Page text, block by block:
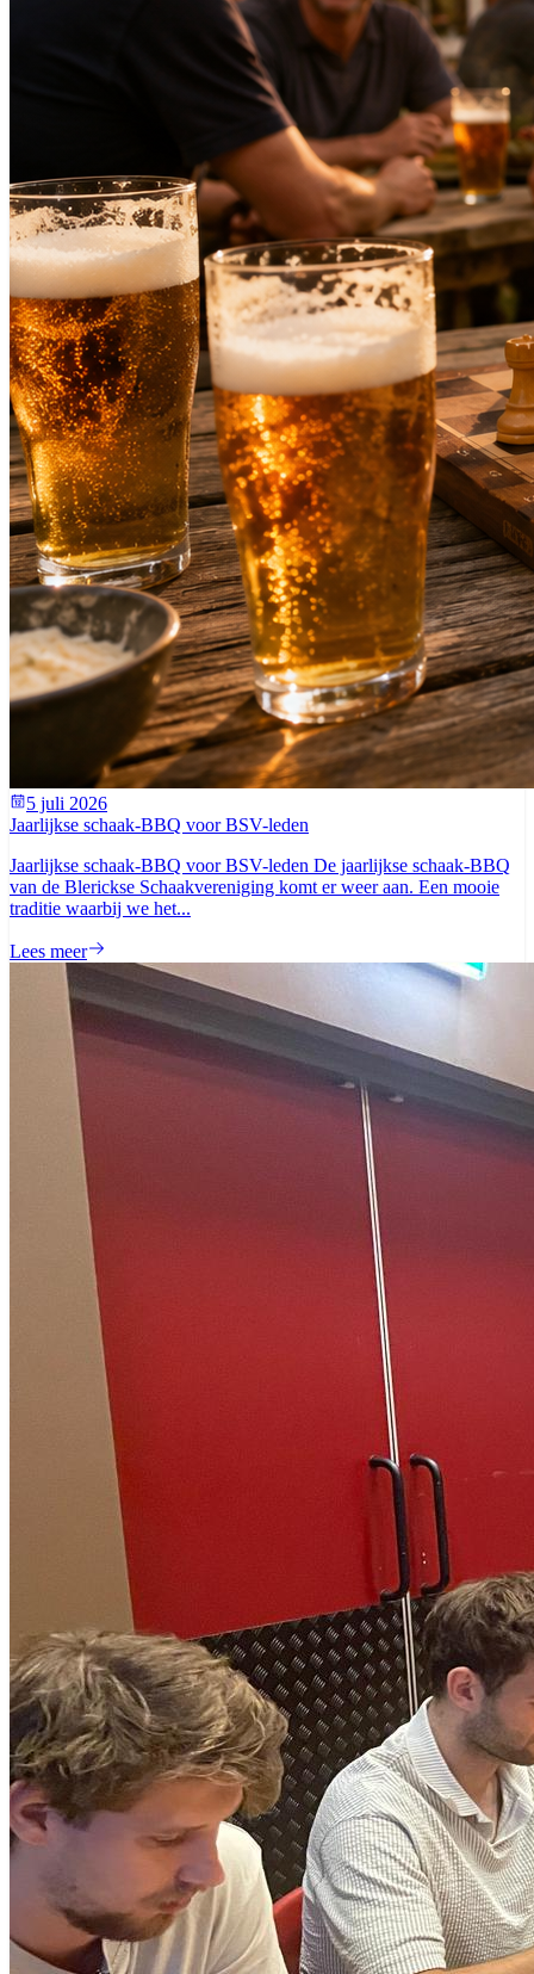
5 juli 2026
Jaarlijkse schaak-BBQ voor BSV-leden
Jaarlijkse schaak-BBQ voor BSV-leden De jaarlijkse schaak-BBQ
van de Blerickse Schaakvereniging komt er weer aan. Een mooie
traditie waarbij we het...
Lees meer